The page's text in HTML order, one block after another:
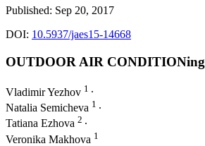
Published: Sep 20, 2017
DOI: 10.5937/jaes15-14668
OUTDOOR AIR CONDITIONing
Vladimir Yezhov 1 ∙
Natalia Semicheva 1 ∙
Tatiana Ezhova 2 ∙
Veronika Makhova 1